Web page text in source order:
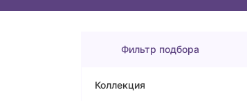
Фильтр подбора
Коллекция